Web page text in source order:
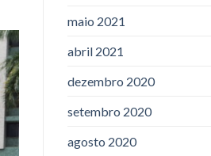
maio 2021
abril 2021
dezembro 2020
setembro 2020
agosto 2020